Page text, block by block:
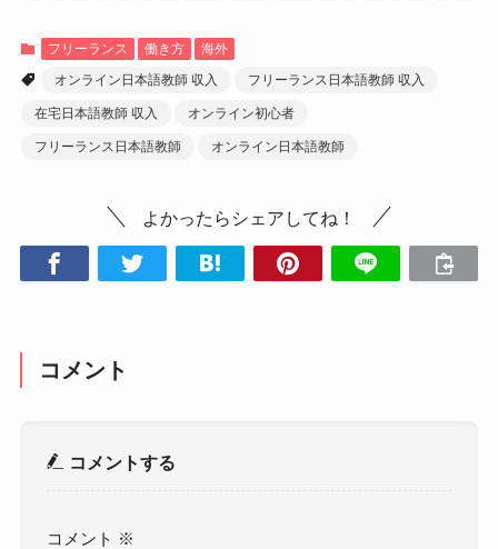
フリーランス 働き方
海外
オンライン日本語教師 収入
フリーランス日本語教師 収入
在宅日本語教師 収入 オンライン初心者
フリーランス日本語教師 オンライン日本語教師
よかったらシェアしてね！
コメント
コメントする
コメント ※